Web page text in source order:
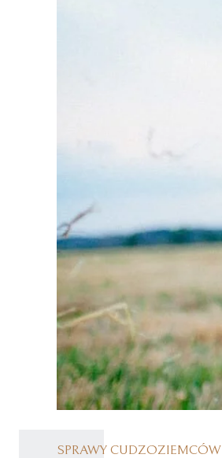
POSTĘPOWANIE WYKONAWCZE
SPRAWY CUDZOZIEMCÓW